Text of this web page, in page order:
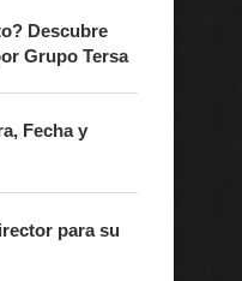
Descubre
Grupo Tersa
Fecha y
para su